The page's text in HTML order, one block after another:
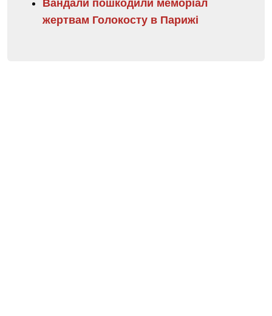
Вандали пошкодили меморіал
жертвам Голокосту в Парижі